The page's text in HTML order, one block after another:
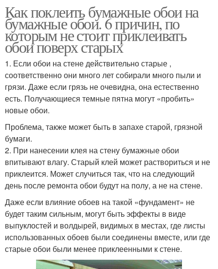
Как поклеить бумажные обои на
бумажные обои. 6 причин, по
которым не стоит приклеивать
обои поверх старых
1. Если обои на стене действительно старые ,
соответственно они много лет собирали много пыли и
грязи. Даже если грязь не очевидна, она естественно
есть. Получающиеся темные пятна могут «пробить»
новые обои.
Проблема, также может быть в запахе старой, грязной
бумаги.
2. При нанесении клея на стену бумажные обои
впитывают влагу. Старый клей может раствориться и не
приклеится. Может случиться так, что на следующий
день после ремонта обои будут на полу, а не на стене.
Даже если влияние обоев на такой «фундамент» не
будет таким сильным, могут быть эффекты в виде
выпуклостей и волдырей, видимых в местах, где листы
использованных обоев были соединены вместе, или где
старые обои были менее приклеенными к стене.